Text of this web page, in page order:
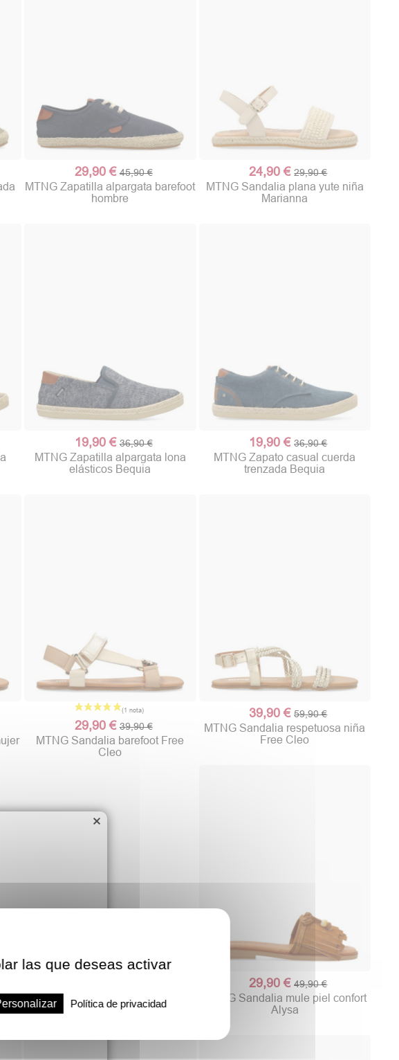
29,90 € 45,90 €
MTNG Zapatilla alpargata barefoot
hombre
24,90 € 29,90 €
MTNG Sandalia plana yute niña
Marianna
19,90 € 36,90 €
MTNG Zapatilla alpargata lona
elásticos Bequia
19,90 € 36,90 €
MTNG Zapato casual cuerda
trenzada Bequia
29,90 € 39,90 €
MTNG Sandalia barefoot Free
Cleo
39,90 € 59,90 €
MTNG Sandalia respetuosa niña
Free Cleo
29,90 € 49,90 €
MTNG Sandalia mule piel confort
Alysa
×
las que deseas activar
Política de privacidad